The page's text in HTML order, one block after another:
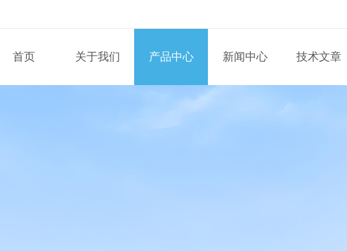
首页 关于我们 产品中心 新闻中心 技术文章